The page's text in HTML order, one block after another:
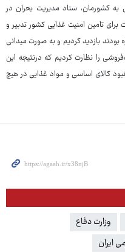
به کشورمان، ستاد مدیریت بحران در
تامین امنیت غذایی کشور تدبیر و
بودند بازدید کردیم و به صورت میدانی
را نظارت کردیم که درنتیجه این
کمبود یا نبود کالای اساسی و مواد غذایی در هیچ
وزارت دفاع
ایران